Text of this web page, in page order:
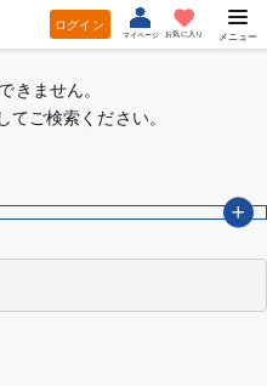
ログイン
マイページ お気に入り メニュー
きません。
てご検索ください。